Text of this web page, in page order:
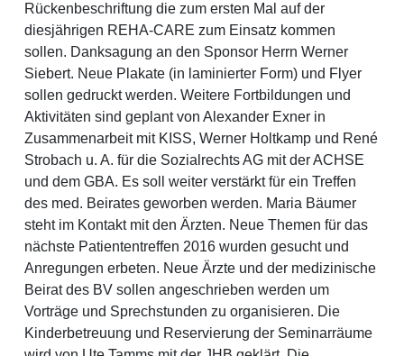
Rückenbeschriftung die zum ersten Mal auf der
diesjährigen REHA-CARE zum Einsatz kommen
sollen. Danksagung an den Sponsor Herrn Werner
Siebert. Neue Plakate (in laminierter Form) und Flyer
sollen gedruckt werden. Weitere Fortbildungen und
Aktivitäten sind geplant von Alexander Exner in
Zusammenarbeit mit KISS, Werner Holtkamp und René
Strobach u. A. für die Sozialrechts AG mit der ACHSE
und dem GBA. Es soll weiter verstärkt für ein Treffen
des med. Beirates geworben werden. Maria Bäumer
steht im Kontakt mit den Ärzten. Neue Themen für das
nächste Patiententreffen 2016 wurden gesucht und
Anregungen erbeten. Neue Ärzte und der medizinische
Beirat des BV sollen angeschrieben werden um
Vorträge und Sprechstunden zu organisieren. Die
Kinderbetreuung und Reservierung der Seminarräume